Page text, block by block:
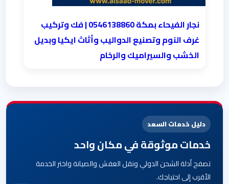
نجار الفيحاء بمكة 0546138860⁩ | فك وتركيب
غرف النوم وتصنيع الدواليب وأثاث ايكيا وبديل
الخشب والسيراميك والرخام
دليل خدمات السعد
خدمات موثوقة في مكان واحد
تصفح أدلة الشحن الدولي ونقل العفش والصيانة واختر الخدمة
الأقرب إلى احتياجك.